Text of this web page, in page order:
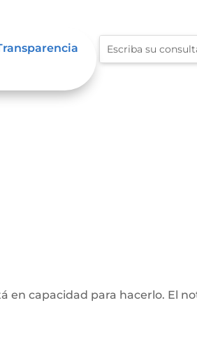
en capacidad para hacerlo. El